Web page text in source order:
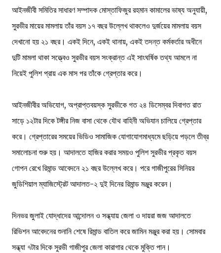
আইনজীবী সমিতির সাধারণ সম্পাদক মোস্তাফিজুর রহমান কামালের ভাষ্য অনুযায়ী,
সুরভীর মায়ের মামলায় তাঁর বয়স ১৭ বছর উল্লেখ থাকলেও দুর্জয়ের মামলায় বয়স
দেখানো হয় ২১ বছর। একই দিনে, একই থানায়, একই তদন্ত কর্মকর্তার অধীনে
দুটি মামলা থাকা সত্ত্বেও সুরভীর বয়স সংক্রান্ত এই সাংঘর্ষিক তথ্য আমলে না
নিয়েই পুলিশ প্রায় এক মাস পর তাঁকে গ্রেপ্তার করে।
আইনজীবীর অভিযোগ, অপ্রাপ্তবয়স্ক সুরভীকে গত ২৪ ডিসেম্বর দিবাগত রাত
সাড়ে ১২টার দিকে টঙ্গীর নিজ বাসা থেকে যৌথ বাহিনী অভিযান চালিয়ে গ্রেপ্তার
করে। গ্রেপ্তারের সময়ের ভিডিও সামাজিক যোগাযোগমাধ্যমে ছড়িয়ে পড়লে তীব্র
সমালোচনা শুরু হয়। আদালতে হাজির করার সময়ও পুলিশ সুরভীর প্রকৃত বয়স
গোপন রেখে রিমান্ড আবেদনে ২১ বছর উল্লেখ করে। পরে গাজীপুরের সিনিয়র
জুডিশিয়াল ম্যাজিস্ট্রেট আদালত-২ দুই দিনের রিমান্ড মঞ্জুর করেন।
দিনভর জুলাই যোদ্ধাদের আন্দোলন ও সন্ধ্যায় জেলা ও দায়রা জজ আদালতে
রিভিশন আবেদনের শুনানি শেষে রিমান্ড বাতিল করে জামিন মঞ্জুর করা হয়। সোমবার
সন্ধ্যা ৭টার দিকে সুরভী গাজীপুর জেলা কারাগার থেকে মুক্তি পান।